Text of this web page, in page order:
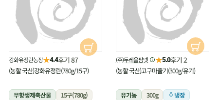
강화유정란농장★4.4후기 87
(농할 국산)강화유정란(780g/15구)
무항생제축산물
15구(780g)
(주)두레올팜넷 ★5.0후기 2
(농할 국산)고구마줄기(300g/유기)
유기농 300g 냉장